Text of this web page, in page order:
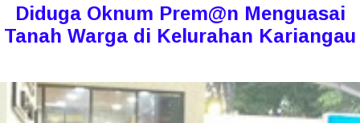
Diduga Oknum Prem@n Menguasai
Tanah Warga di Kelurahan Kariangau